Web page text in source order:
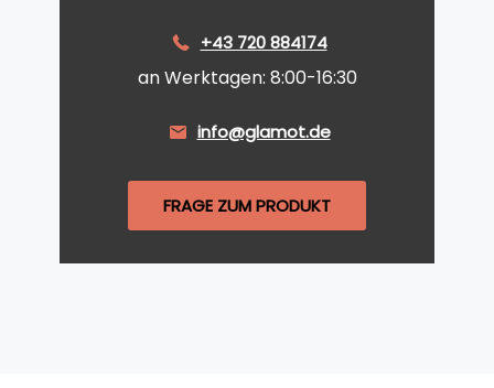
+43 720 884174
an Werktagen: 8:00-16:30
info@glamot.de
FRAGE ZUM PRODUKT